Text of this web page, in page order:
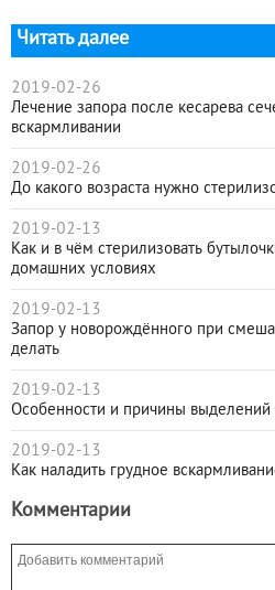
Читать далее
2019-02-26
Лечение запора после кесарева
вскармливании
2019-02-26
До какого возраста нужно
2019-02-13
Как и в чём стерилизовать
домашних условиях
2019-02-13
Запор у новорождённого при
делать
2019-02-13
Особенности и причины выделений
2019-02-13
Как наладить грудное
Комментарии